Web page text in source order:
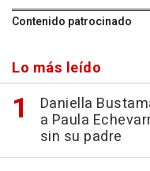
Contenido patrocinado
Lo más leído
Daniella
a Paula
sin su padre